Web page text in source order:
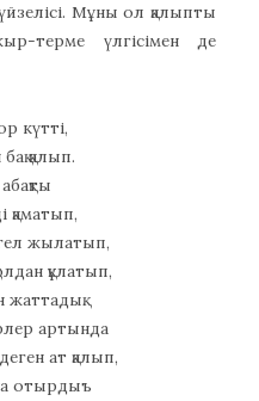
Мұны ол қалыпты
терме үлгісімен де
күтті,
қалып.
қаматып,
жылатып,
құлатып,
жаттадық.
артында
ат қалып,
отырдыъ